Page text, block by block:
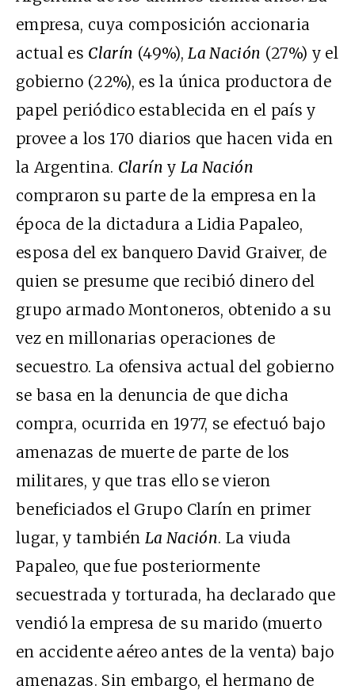
empresa, cuya composición accionaria
actual es Clarín (49%),La Nación (27%) y el
gobierno (22%), es la única productora de
papel periódico establecida en el país y
provee a los 170 diarios que hacen vida en
la Argentina. Clarín y La Nación
compraron su parte de la empresa en la
época de la dictadura a Lidia Papaleo,
esposa del ex banquero David Graiver, de
quien se presume que recibió dinero del
grupo armado Montoneros, obtenido a su
vez en millonarias operaciones de
secuestro. La ofensiva actual del gobierno
se basa en la denuncia de que dicha
compra, ocurrida en 1977, se efectuó bajo
amenazas de muerte de parte de los
militares, y que tras ello se vieron
beneficiados el Grupo Clarín en primer
lugar, y también La Nación. La viuda
Papaleo, que fue posteriormente
secuestrada y torturada, ha declarado que
vendió la empresa de su marido (muerto
en accidente aéreo antes de la venta) bajo
amenazas. Sin embargo, el hermano de